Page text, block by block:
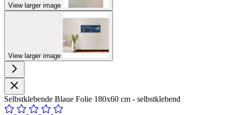
View larger image
View larger image
Selbstklebende Blaue Folie 180x60 cm - selbstklebend